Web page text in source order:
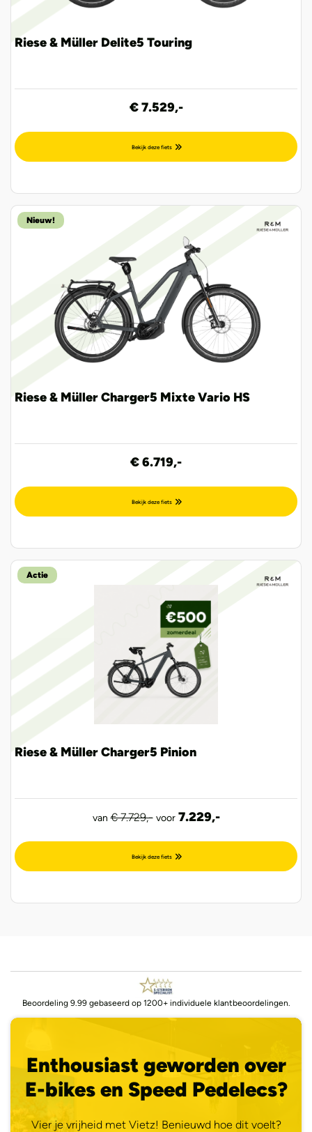
Riese & Müller Delite5 Touring
€ 7.529,-
Bekijk deze fiets
Riese & Müller Charger5 Mixte Vario HS
€ 6.719,-
Bekijk deze fiets
Nieuw!
Riese & Müller Charger5 Pinion
van € 7.729,- voor7.229,-
Bekijk deze fiets
Actie
Beoordeling 9.99 gebaseerd op 1200+ individuele klantbeoordelingen.
Enthousiast geworden over
E-bikes en Speed Pedelecs?
Vier je vrijheid met Vietz! Benieuwd hoe dit voelt?